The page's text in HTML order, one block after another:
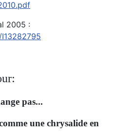
2005 :
pas...
une chrysalide en